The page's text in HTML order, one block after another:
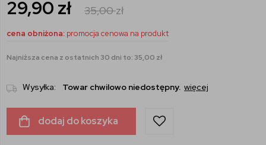
29,90 zł 35,00zł
cena obniżona: promocja cenowa na produkt
Najniższa cena z ostatnich 30 dni to: 35,00 zł
Wysyłka: Towar chwilowo niedostępny. więcej
dodaj do koszyka